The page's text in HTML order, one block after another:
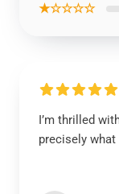
★☆☆☆☆
I’m thrilled
precisely what